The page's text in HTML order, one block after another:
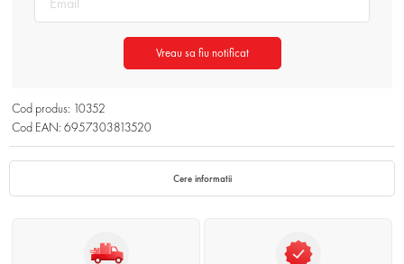
Vreau sa fiu notificat
Cod produs: 10352
Cod EAN: 6957303813520
Cere informatii